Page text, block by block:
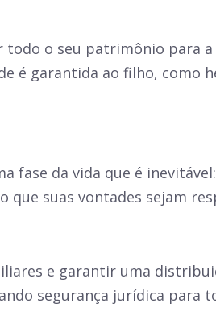
todo o seu patrimônio para
é garantida ao filho, como
da vida que é
suas vontades sejam
e garantir uma
segurança jurídica para